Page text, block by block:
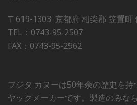
〒619-1303 京都府 相楽郡 笠置町
TEL：0743-95-2507
FAX：0743-95-2962
フジタ カヌーは50年余の歴史を
ヤックメーカーです。製造のみな